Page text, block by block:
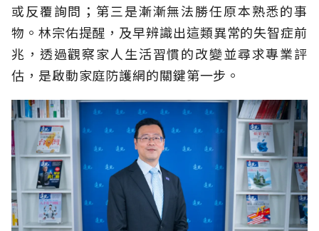
或反覆詢問；第三是漸漸無法勝任原本熟悉的事
物。林宗佑提醒，及早辨識出這類異常的失智症前
兆，透過觀察家人生活習慣的改變並尋求專業評
估，是啟動家庭防護網的關鍵第一步。